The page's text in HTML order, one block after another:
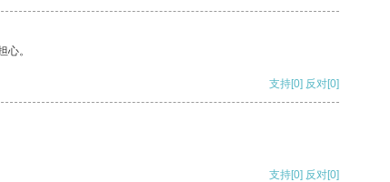
。
支持[0] 反对[0]
支持[0] 反对[0]